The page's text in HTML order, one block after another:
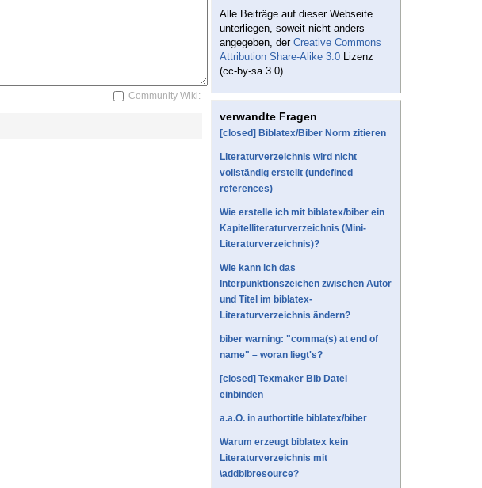
Community Wiki:
Alle Beiträge auf dieser Webseite
unterliegen, soweit nicht anders
angegeben, der Creative Commons
Attribution Share-Alike 3.0 Lizenz
(cc-by-sa 3.0).
verwandte Fragen
[closed] Biblatex/Biber Norm zitieren
Literaturverzeichnis wird nicht
vollständig erstellt (undefined
references)
Wie erstelle ich mit biblatex/biber ein
Kapitelliteraturverzeichnis (Mini-
Literaturverzeichnis)?
Wie kann ich das
Interpunktionszeichen zwischen Autor
und Titel im biblatex-
Literaturverzeichnis ändern?
biber warning: "comma(s) at end of
name" – woran liegt's?
[closed] Texmaker Bib Datei
einbinden
a.a.O. in authortitle biblatex/biber
Warum erzeugt biblatex kein
Literaturverzeichnis mit
\addbibresource?